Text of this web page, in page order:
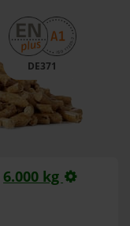
DE371
6.000 kg